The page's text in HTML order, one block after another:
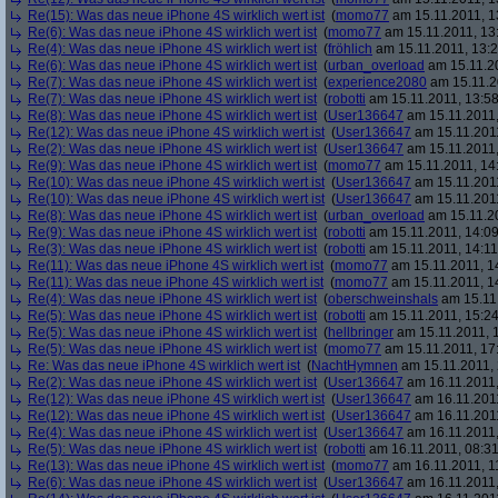
Re(15): Was das neue iPhone 4S wirklich wert ist (momo77 am 15.11.2011,
Re(6): Was das neue iPhone 4S wirklich wert ist (momo77 am 15.11.2011,
Re(4): Was das neue iPhone 4S wirklich wert ist (fröhlich am 15.11.2011,
Re(6): Was das neue iPhone 4S wirklich wert ist (urban_overload am
Re(7): Was das neue iPhone 4S wirklich wert ist (experience2080 am
Re(7): Was das neue iPhone 4S wirklich wert ist (robotti am 15.11.2011,
Re(8): Was das neue iPhone 4S wirklich wert ist (User136647 am
Re(12): Was das neue iPhone 4S wirklich wert ist (User136647 am
Re(2): Was das neue iPhone 4S wirklich wert ist (User136647 am
Re(9): Was das neue iPhone 4S wirklich wert ist (momo77 am 15.11.2011,
Re(10): Was das neue iPhone 4S wirklich wert ist (User136647 am
Re(10): Was das neue iPhone 4S wirklich wert ist (User136647 am
Re(8): Was das neue iPhone 4S wirklich wert ist (urban_overload am
Re(9): Was das neue iPhone 4S wirklich wert ist (robotti am 15.11.2011,
Re(3): Was das neue iPhone 4S wirklich wert ist (robotti am 15.11.2011,
Re(11): Was das neue iPhone 4S wirklich wert ist (momo77 am 15.11.2011,
Re(11): Was das neue iPhone 4S wirklich wert ist (momo77 am 15.11.2011,
Re(4): Was das neue iPhone 4S wirklich wert ist (oberschweinshals am
Re(5): Was das neue iPhone 4S wirklich wert ist (robotti am 15.11.2011,
Re(5): Was das neue iPhone 4S wirklich wert ist (hellbringer am 15.11.2011,
Re(5): Was das neue iPhone 4S wirklich wert ist (momo77 am 15.11.2011,
Re: Was das neue iPhone 4S wirklich wert ist (NachtHymnen am 15.11.2011,
Re(2): Was das neue iPhone 4S wirklich wert ist (User136647 am
Re(12): Was das neue iPhone 4S wirklich wert ist (User136647 am
Re(12): Was das neue iPhone 4S wirklich wert ist (User136647 am
Re(4): Was das neue iPhone 4S wirklich wert ist (User136647 am
Re(5): Was das neue iPhone 4S wirklich wert ist (robotti am 16.11.2011,
Re(13): Was das neue iPhone 4S wirklich wert ist (momo77 am 16.11.2011,
Re(6): Was das neue iPhone 4S wirklich wert ist (User136647 am